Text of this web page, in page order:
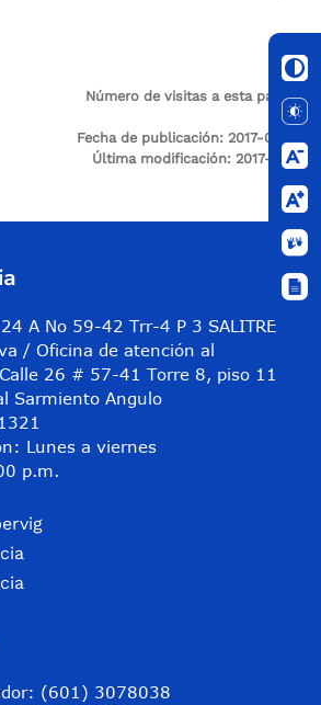
Número de visitas a esta página:
1537
Fecha de publicación: 2017-05-05
Última modificación: 2017-12-14
A No 59-42 Trr-4 P 3 SALITRE
/ Oficina de atención al
26 # 57-41 Torre 8, piso 11
Sarmiento Angulo
Lunes a viernes
p.m.
(601) 3078038